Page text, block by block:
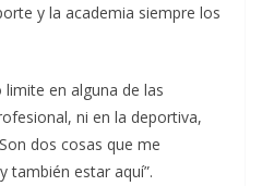
y la academia siempre los
en alguna de las
ni en la deportiva,
dos cosas que me
también estar aquí”.